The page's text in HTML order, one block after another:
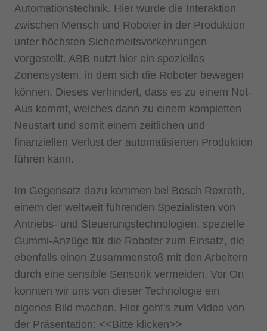
Automationstechnik. Hier wurde die Interaktion
zwischen Mensch und Roboter in der Produktion
unter höchsten Sicherheitsvorkehrungen
vorgestellt. ABB nutzt hier ein spezielles
Zonensystem, in dem sich die Roboter bewegen
können. Dieses verhindert, dass es zu einem Not-
Aus kommt, welches dann zu einem kompletten
Neustart und somit einem zeitlichen und
finanziellen Verlust der automatisierten Produktion
führen kann.
Im Gegensatz dazu kommen bei Bosch Rexroth,
einem der weltweit führenden Spezialisten von
Antriebs- und Steuerungstechnologien, spezielle
Gummi-Anzüge für die Roboter zum Einsatz, die
ebenfalls einen Zusammenstoß mit den Arbeitern
durch eine sensible Sensorik vermeiden. Vor Ort
konnten wir uns von dieser Technologie ein
eigenes Bild machen. Hier geht's zum Video von
der Präsentation: <<Bitte klicken>>